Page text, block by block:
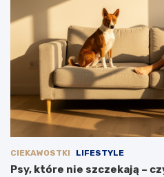
CIEKAWOSTKI LIFESTYLE
Psy, które nie szczekają –